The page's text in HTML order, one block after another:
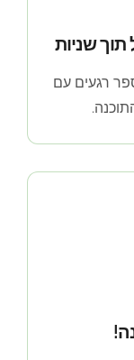
שניות
רגעים עם